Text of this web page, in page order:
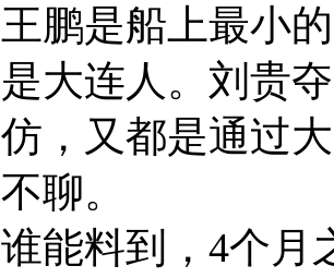
王鹏是船上最小
是大连人。刘贵
仿，又都是通过
不聊。
谁能料到，4个月